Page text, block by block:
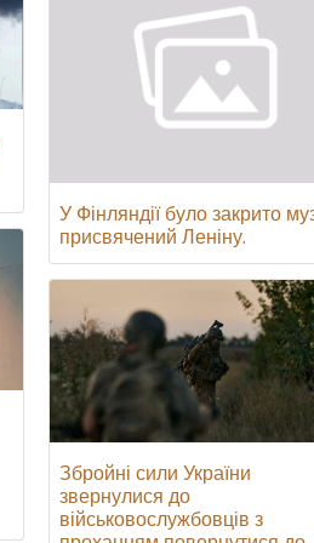
У Фінляндії було закрито
присвячений Леніну.
Збройні сили України
звернулися до
військовослужбовців з